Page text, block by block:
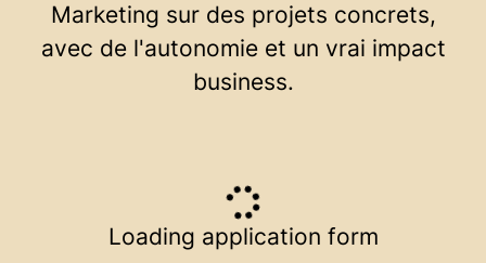
Marketing sur des projets concrets,
avec de l'autonomie et un vrai impact
business.
Loading application form